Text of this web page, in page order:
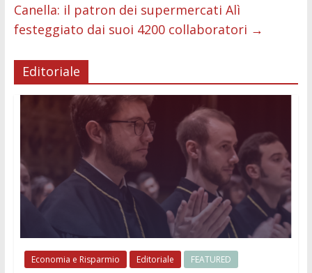
Canella: il patron dei supermercati Alì
festeggiato dai suoi 4200 collaboratori →
Editoriale
Economia e Risparmio Editoriale FEATURED